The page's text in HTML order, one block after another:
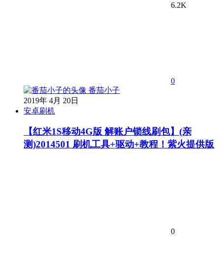
6.2K
0
番茄小子
2019年 4月 20日
安卓刷机
【红米1S移动4G版 解账户锁线刷包】(亲
测)2014501 刷机工具+驱动+教程！紫火提供版
0